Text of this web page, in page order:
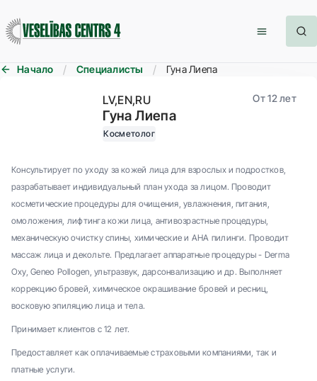
Начало Специалисты Гуна Лиепа
LV EN RU От 12 лет
Гуна Лиепа
Косметолог
Консультирует по уходу за кожей лица для взрослых и подростков,
разрабатывает индивидуальный план ухода за лицом. Проводит
косметические процедуры для очищения, увлажнения, питания,
омоложения, лифтинга кожи лица, антивозрастные процедуры,
механическую очистку спины, химические и AHA пилинги. Проводит
массаж лица и декольте. Предлагает аппаратные процедуры - Derma
Oxy, Geneo Pollogen, ультразвук, дарсонвализацию и др. Выполняет
коррекцию бровей, химическое окрашивание бровей и ресниц,
восковую эпиляцию лица и тела.
Принимает клиентов с 12 лет.
Предоставляет как оплачиваемые страховыми компаниями, так и
платные услуги.